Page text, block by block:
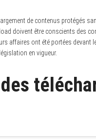
de contenus protégés
doivent être conscients des
affaires ont été portées devant
en vigueur.